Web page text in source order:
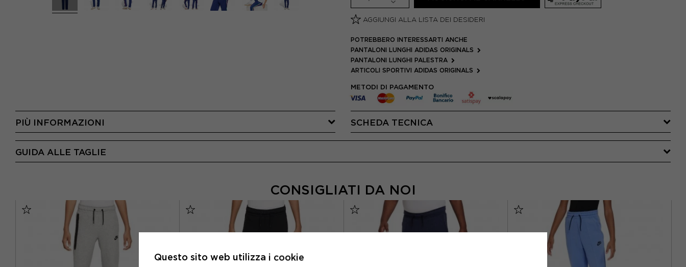
AGGIUNGI ALLA LISTA DEI DESIDERI
POTREBBERO INTERESSARTI ANCHE
PANTALONI LUNGHI ADIDAS ORIGINALS
PANTALONI LUNGHI PALESTRA
ARTICOLI SPORTIVI ADIDAS ORIGINALS
METODI DI PAGAMENTO
PIÙ INFORMAZIONI SCHEDA TECNICA
GUIDA ALLE TAGLIE
CONSIGLIATI DA NOI
Questo sito web utilizza i cookie